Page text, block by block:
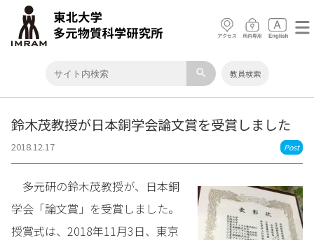
search 教員検索
鈴木茂教授が日本銅学会論文賞を受賞しました
2018.12.17 Post
多元研の鈴木茂教授が、日本銅
学会「論文賞」を受賞しました。
授賞式は、2018年11月3日、東京